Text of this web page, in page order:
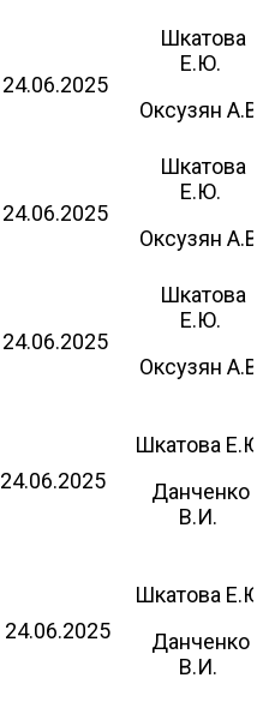
24.06.2025
Шкатова
Е.Ю.
Оксузян А.В.
24.06.2025
Шкатова
Е.Ю.
Оксузян А.В.
24.06.2025
Шкатова
Е.Ю.
Оксузян А.В.
24.06.2025
Шкатова
Данченко
В.И.
24.06.2025
Шкатова
Данченко
В.И.